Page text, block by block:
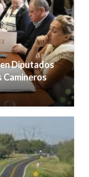
Diputados
Camineros